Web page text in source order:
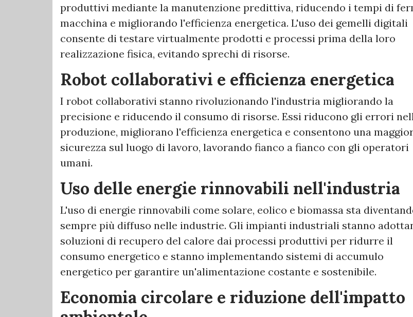
produttivi mediante la manutenzione predittiva, riducendo i tempi di
macchina e migliorando l'efficienza energetica. L'uso dei gemelli digitali
consente di testare virtualmente prodotti e processi prima della loro
realizzazione fisica, evitando sprechi di risorse.
Robot collaborativi e efficienza energetica
I robot collaborativi stanno rivoluzionando l'industria migliorando la
precisione e riducendo il consumo di risorse. Essi riducono gli errori
produzione, migliorano l'efficienza energetica e consentono una
sicurezza sul luogo di lavoro, lavorando fianco a fianco con gli operatori
umani.
Uso delle energie rinnovabili nell'industria
L'uso di energie rinnovabili come solare, eolico e biomassa sta
sempre più diffuso nelle industrie. Gli impianti industriali stanno
soluzioni di recupero del calore dai processi produttivi per ridurre il
consumo energetico e stanno implementando sistemi di accumulo
energetico per garantire un'alimentazione costante e sostenibile.
Economia circolare e riduzione dell'impatto